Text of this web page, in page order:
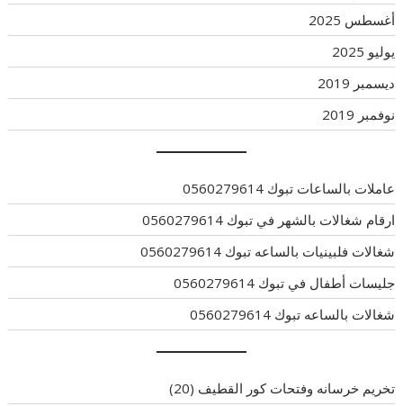
أغسطس 2025
يوليو 2025
ديسمبر 2019
نوفمبر 2019
عاملات بالساعات تبوك 0560279614
ارقام شغالات بالشهر في تبوك 0560279614
شغالات فلبينيات بالساعه تبوك 0560279614
جليسات أطفال في تبوك 0560279614
شغالات بالساعه تبوك 0560279614
تخريم خرسانه وفتحات كور القطيف (20)